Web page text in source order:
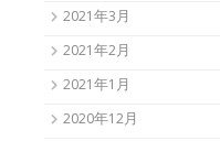
2021年3月
2021年2月
2021年1月
2020年12月